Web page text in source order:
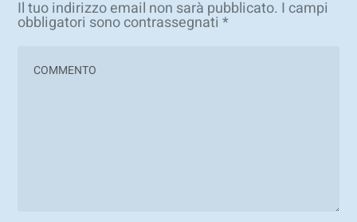
Il tuo indirizzo email non sarà pubblicato. I campi
obbligatori sono contrassegnati*